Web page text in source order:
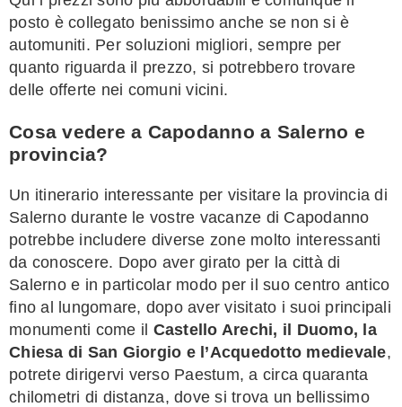
posto è collegato benissimo anche se non si è
automuniti. Per soluzioni migliori, sempre per
quanto riguarda il prezzo, si potrebbero trovare
delle offerte nei comuni vicini.
Cosa vedere a Capodanno a Salerno e
provincia?
Un itinerario interessante per visitare la provincia di
Salerno durante le vostre vacanze di Capodanno
potrebbe includere diverse zone molto interessanti
da conoscere. Dopo aver girato per la città di
Salerno e in particolar modo per il suo centro antico
fino al lungomare, dopo aver visitato i suoi principali
monumenti come il Castello Arechi, il Duomo, la
Chiesa di San Giorgio e l’Acquedotto medievale,
potrete dirigervi verso Paestum, a circa quaranta
chilometri di distanza, dove si trova un bellissimo